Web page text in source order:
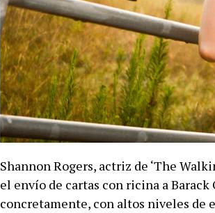
Shannon Rogers, actriz de ‘The
el envío de cartas con ricina a Barack
concretamente, con altos niveles de